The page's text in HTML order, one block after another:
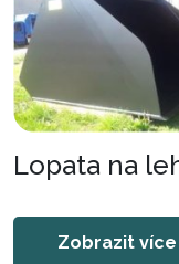
Lopata na
Zobrazit více